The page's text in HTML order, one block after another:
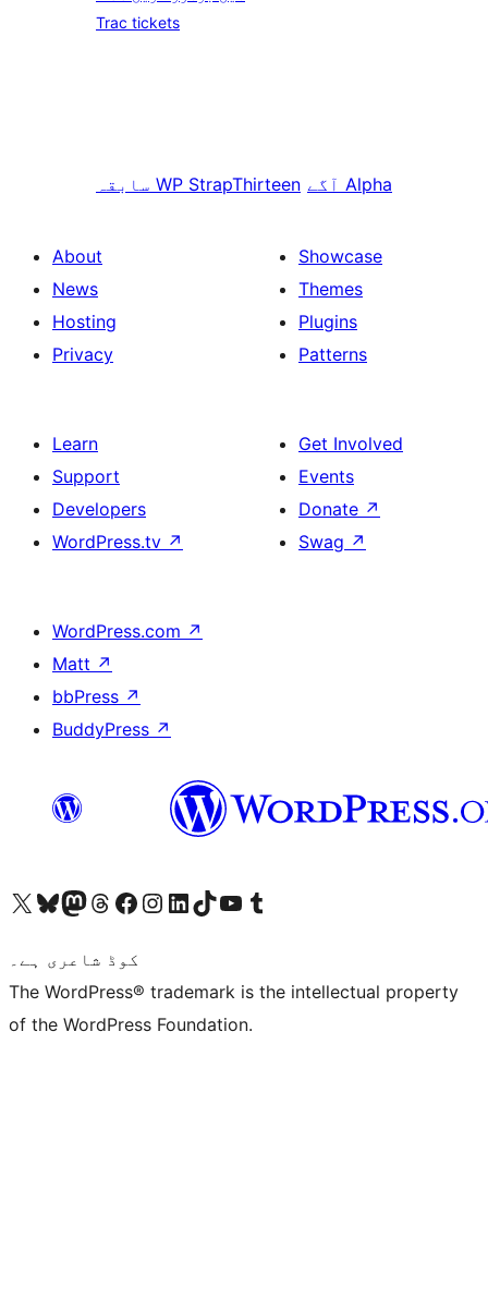
Trac tickets
سابقہ WP StrapThirteen آگے Alpha
About
News
Hosting
Privacy
Showcase
Themes
Plugins
Patterns
Learn
Support
Developers
WordPress.tv ↗
Get Involved
Events
Donate ↗
Swag ↗
WordPress.com ↗
Matt ↗
bbPress ↗
BuddyPress ↗
Visit our X (formerly Twitter) account
ہمارے بلیواسکائی اکاؤنٹ پر جائیں
Visit our Mastodon account
ہمارے ٹھریڈز اکاؤنٹ پر جائیں
Visit our Facebook page
Visit our Instagram account
Visit our LinkedIn account
ہمارے ٹک ٹاک اکاؤنٹ پر جائیں
Visit our YouTube channel
ہمارے ٹمبلر اکاؤنٹ پر جائیں
کوڈ شاعری ہے۔
The WordPress® trademark is the intellectual property
of the WordPress Foundation.